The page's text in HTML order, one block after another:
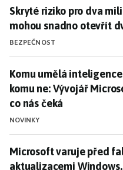
Skryté riziko pro dva
Skryté riziko pro dva
mohou snadno otevřít
BEZPEČNOST
Komu umělá
Komu umělá
komu ne: Vývojář
co nás čeká
NOVINKY
Microsoft varuje před
Microsoft varuje před
aktualizacemi